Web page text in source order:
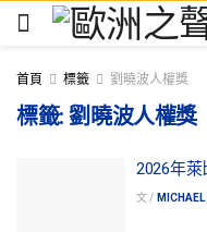
首頁 標籤 劉曉波人權獎
標籤:劉曉波人權獎
2026年
文 / MICHAEL